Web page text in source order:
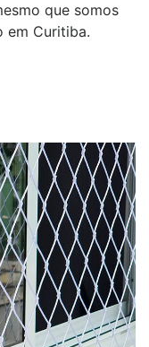
que somos
em Curitiba.